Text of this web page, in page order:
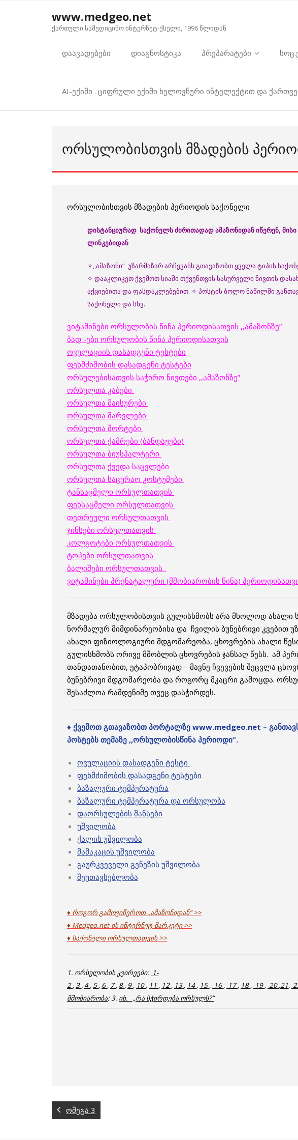
www.medgeo.net
ქართული სამედიცინო ინტერნეტ-ქსელი, 1996 წლიდან
დაავადებები დიაგნოსტიკა პრეპარატები
AI-ექიმი . ციფრული ექიმი ხელოვნური ინტელექტით და
ᲝᲠᲡᲣᲚᲝᲑᲘᲡᲗᲕᲘᲡ ᲛᲖᲐᲓᲔᲑᲘᲡ
ორსულობისთვის მზადების პერიოდის საქონელი
დისტანციურად საქონელს ძირითადად ამაზონიდან იწერენ,
ლინკებიდან
✧,,ამაზონი” უზარმაზარ არჩევანს გთავაზობთ ყველა ტიპის
✧ დააკლიკეთ ქვემოთ სიაში თქვენთვის სასურველი ნივთის
აქციებითა და ფასდაკლებებით. ✧ პოსტის ბოლო ნაწილში
საქონელი და სხვ.
ვიტამინები ორსულობის წინა პერიოდისათვის ,,ამაზონზე”
ბად -ები ორსულობის წინა პერიოდისათვის
ოვულაციის დასადგენი ტესტები
ფეხმძიმობის დასადგენი ტესტები
ორსულებისათვის საჭირო ნივთები ,,ამაზონზე”
ორსულთა კაბები
ორსულთა მაისურები
ორსულთა შარვლები
ორსულთა შორტები
ორსულთა ქამრები (ბანდაჟები)
ორსულთა ბიუსჰალტერი
ორსულთა ქვედა საცვლები
ორსულთა საცურაო კოსტუმები
ტანსაცმელი ორსულთათვის
ფეხსაცმელი ორსულთათვის
თეთრეული ორსულთათვის
ჯინსები ორსულთათვის
კოლგოტები ორსულთათვის
ტოპები ორსულთათვის
ბალიშები ორსულთათვის
ვიტამინები პრენატალური (მშობიარობის წინა)
მზადება ორსულობისთვის გულისხმობს არა მხოლოდ ახალი
ნორმალურ მიმდინარეობისა და ჩვილის ბუნებრივი
ახალი ფიზიოლოგიური მდგომარეობა, ცხოვრების ახალი
გულისხმობს ორივე მშობლის ცხოვრების ჯანსაღ წესს. ამ
თანდათანობით, ეტაპობრივად – მავნე ჩვევების შეცვლა
ბუნებრივი მდგომარეობა და როგორც მკაცრი გამოცდა.
შესაძლოა რამდენიმე თვეც დასჭირდეს.
♦ ქვემოთ გთავაზობთ პორტალზე www.medgeo.net –
პოსტებს თემაზე ,,ორსულობისწინა პერიოდი”.
ოვულაციის დასადგენი ტესტი
ფეხმძიმობის დასადგენი ტესტები
ბაზალური ტემპერატურა
ბაზალური ტემპერატურა და ორსულობა
დაორსულების შანსები
უშვილობა
ქალის უშვილობა
მამაკაცის უშვილობა
გაურკვეველი გენეზის უშვილობა
შეუთავსებლობა
♦ როგორ გამოვიწეროთ ,,ამაზონიდან” >>
♦ Medgeo.net-ის ინტერნეტ-მარკეტი >>
♦ საქონელი ორსულთათვის >>
1. ორსულობის კვირეები: 1-
2,3, 4, 5, 6, 7, 8, 9, 10, 11 , 12, 13, 14, 15, 16, 17, 18, 19, 20,21,
მშობიარობა; 3. იხ. ,,რა სჭირდება ორსულს?”
ომეგა 3